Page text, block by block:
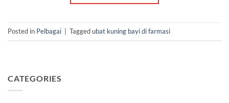
Posted in Pelbagai Taggedubat kuning bayi di farmasi
CATEGORIES